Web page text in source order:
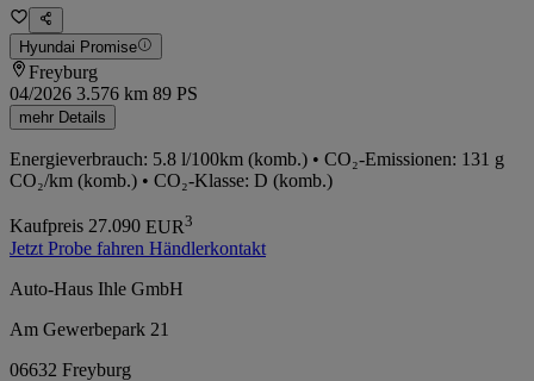
Hyundai Promise
Freyburg
04/2026 3.576 km 89 PS
mehr Details
Energieverbrauch: 5.8 l/100km (komb.) • CO₂-Emissionen: 131 g
CO₂/km (komb.) • CO₂-Klasse: D (komb.)
Kaufpreis 27.090 EUR3
Jetzt Probe fahren Händlerkontakt
Auto-Haus Ihle GmbH
Am Gewerbepark 21
06632 Freyburg